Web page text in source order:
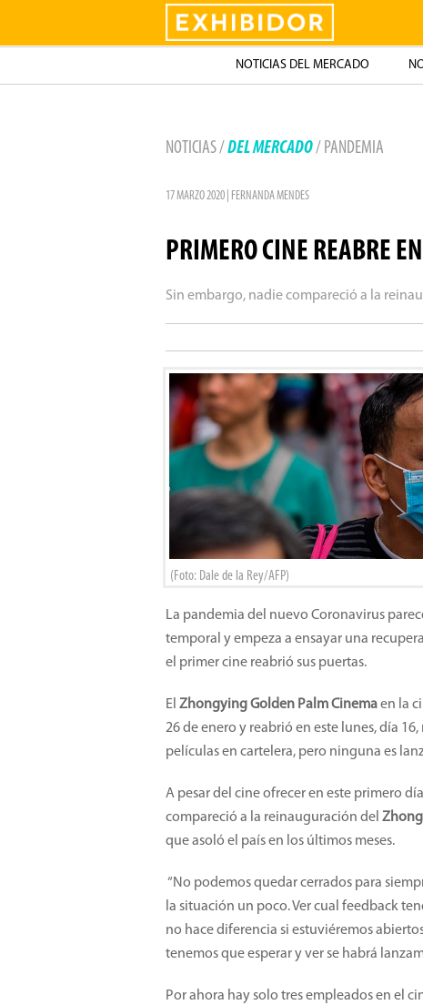
Exhibidor
NOTICIAS DEL MERCADO
NOTICIAS / DEL MERCADO/ PANDEMIA
17 MARZO 2020 | FERNANDA MENDES
PRIMERO CINE REABRE
Sin embargo, nadie compareció a la
(Foto: Dale de la Rey/AFP)
La pandemia del nuevo Coronavirus
temporal y empeza a ensayar una
el primer cine reabrió sus puertas.
El Zhongying Golden Palm Cinemaen la
26 de enero y reabrió en este lunes, día
películas en cartelera, pero ninguna es
A pesar del cine ofrecer en este primero
compareció a la reinauguración del
que asoló el país en los últimos meses.
“No podemos quedar cerrados para
la situación un poco. Ver cual feedback
no hace diferencia si estuviéremos
tenemos que esperar y ver se habrá
Por ahora hay solo tres empleados en el